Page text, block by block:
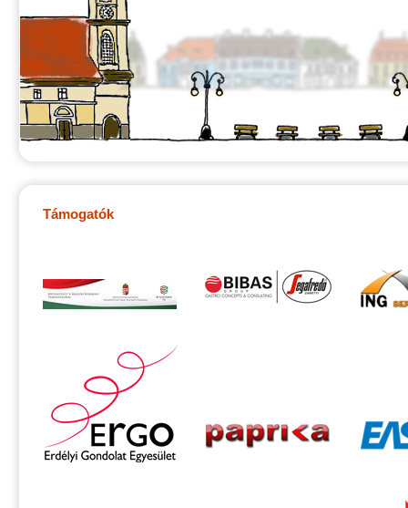
Támogatók